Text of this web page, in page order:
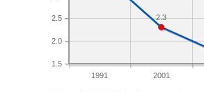
1991 2001
1.5
2.0
2.5 2.3